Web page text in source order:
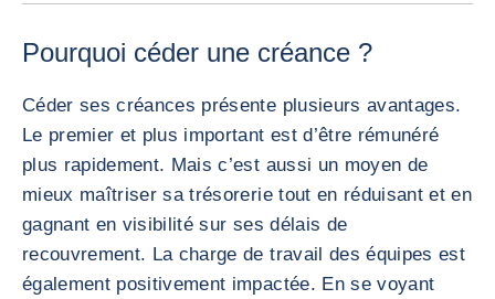
Pourquoi céder une créance ?
Céder ses créances présente plusieurs avantages.
Le premier et plus important est d’être rémunéré
plus rapidement. Mais c’est aussi un moyen de
mieux maîtriser sa trésorerie tout en réduisant et en
gagnant en visibilité sur ses délais de
recouvrement. La charge de travail des équipes est
également positivement impactée. En se voyant